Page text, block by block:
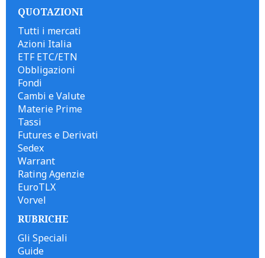
QUOTAZIONI
Tutti i mercati
Azioni Italia
ETF ETC/ETN
Obbligazioni
Fondi
Cambi e Valute
Materie Prime
Tassi
Futures e Derivati
Sedex
Warrant
Rating Agenzie
EuroTLX
Vorvel
RUBRICHE
Gli Speciali
Guide